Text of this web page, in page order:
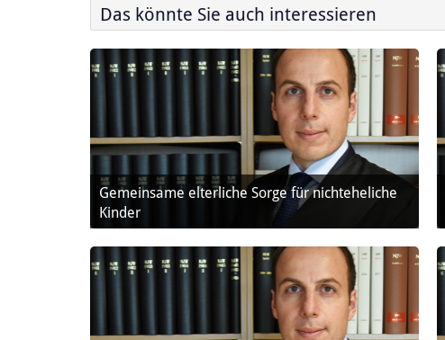
Das könnte Sie auch interessieren
Gemeinsame elterliche Sorge für nichteheliche
Kinder